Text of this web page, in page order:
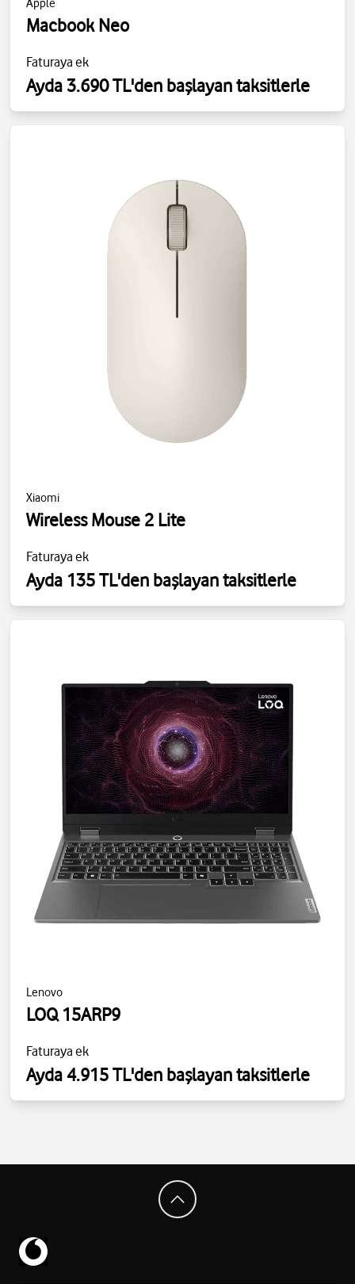
Apple
Macbook Neo
Faturaya ek
Ayda 3.690 TL'den başlayan taksitlerle
Xiaomi
Wireless Mouse 2 Lite
Faturaya ek
Ayda 135 TL'den başlayan taksitlerle
Lenovo
LOQ 15ARP9
Faturaya ek
Ayda 4.915 TL'den başlayan taksitlerle